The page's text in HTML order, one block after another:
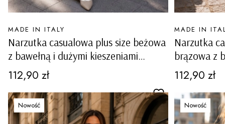
Narzutka casualowa plus size beżowa
z bawełną i dużymi kieszeniami
Tapogliano
PRODUCENT
MADE IN ITALY
Cena
112,90 zł
Narzutka
brązowa z
kieszeniami
PRODUCENT
MADE IN
Cena
112,90 zł
Nowość Nowość